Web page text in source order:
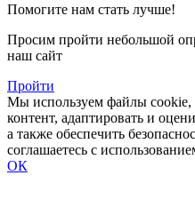
Помогите нам стать лучше!
Просим пройти небольшой
наш сайт
Пройти
Мы используем файлы cookie,
контент, адаптировать и
а также обеспечить
соглашаетесь с
ОК